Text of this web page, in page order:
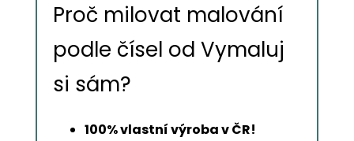
Proč milovat malování
podle čísel od Vymaluj
si sám?
100% vlastní výroba v ČR!